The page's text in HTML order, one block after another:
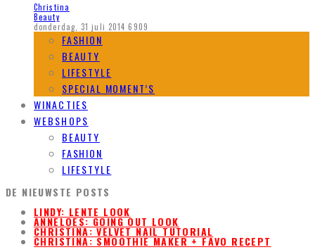
Christina
Beauty
donderdag, 31 juli 2014 6909
FASHION
BEAUTY
LIFESTYLE
SPECIAL MOMENT’S
WINACTIES
WEBSHOPS
BEAUTY
FASHION
LIFESTYLE
DE NIEUWSTE POSTS
LINDY: LENTE LOOK
ANNELOES: GOING OUT LOOK
CHRISTINA: VELVET NAIL TUTORIAL
CHRISTINA: SMOOTHIE MAKER + FAVO RECEPT